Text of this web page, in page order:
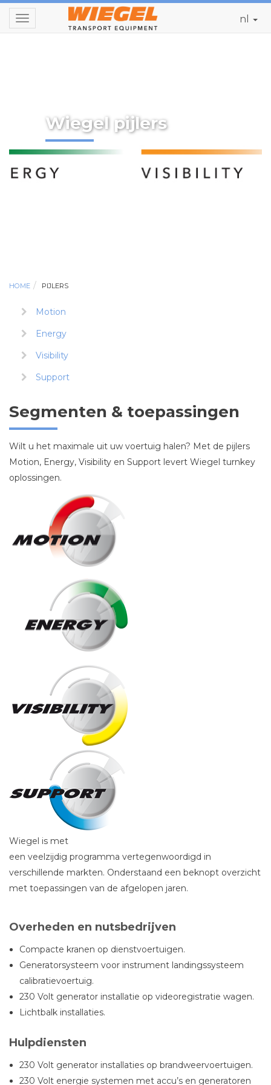
nl
Toggle
navigation
Wiegel pijlers
HOME PIJLERS
Motion
Energy
Visibility
Support
Segmenten & toepassingen
Wilt u het maximale uit uw voertuig halen? Met de pijlers
Motion, Energy, Visibility en Support levert Wiegel turnkey
oplossingen.
Wiegel is met
een veelzijdig programma vertegenwoordigd in
verschillende markten. Onderstaand een beknopt overzicht
met toepassingen van de afgelopen jaren.
Overheden en nutsbedrijven
Compacte kranen op dienstvoertuigen.
Generatorsysteem voor instrument landingssysteem
calibratievoertuig.
230 Volt generator installatie op videoregistratie wagen.
Lichtbalk installaties.
Hulpdiensten
230 Volt generator installaties op brandweervoertuigen.
230 Volt energie systemen met accu’s en generatoren